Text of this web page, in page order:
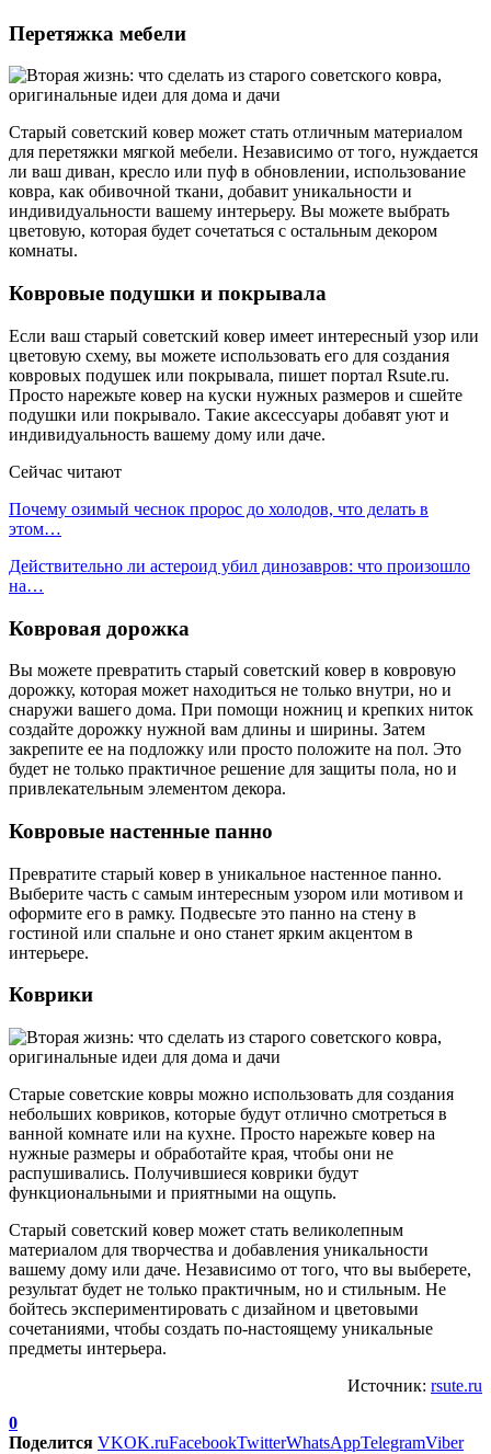
Перетяжка мебели
Старый советский ковер может стать отличным материалом
для перетяжки мягкой мебели. Независимо от того, нуждается
ли ваш диван, кресло или пуф в обновлении, использование
ковра, как обивочной ткани, добавит уникальности и
индивидуальности вашему интерьеру. Вы можете выбрать
цветовую, которая будет сочетаться с остальным декором
комнаты.
Ковровые подушки и покрывала
Если ваш старый советский ковер имеет интересный узор или
цветовую схему, вы можете использовать его для создания
ковровых подушек или покрывала, пишет портал Rsute.ru.
Просто нарежьте ковер на куски нужных размеров и сшейте
подушки или покрывало. Такие аксессуары добавят уют и
индивидуальность вашему дому или даче.
Сейчас читают
Почему озимый чеснок пророс до холодов, что делать в
этом…
Действительно ли астероид убил динозавров: что произошло
на…
Ковровая дорожка
Вы можете превратить старый советский ковер в ковровую
дорожку, которая может находиться не только внутри, но и
снаружи вашего дома. При помощи ножниц и крепких ниток
создайте дорожку нужной вам длины и ширины. Затем
закрепите ее на подложку или просто положите на пол. Это
будет не только практичное решение для защиты пола, но и
привлекательным элементом декора.
Ковровые настенные панно
Превратите старый ковер в уникальное настенное панно.
Выберите часть с самым интересным узором или мотивом и
оформите его в рамку. Подвесьте это панно на стену в
гостиной или спальне и оно станет ярким акцентом в
интерьере.
Коврики
Старые советские ковры можно использовать для создания
небольших ковриков, которые будут отлично смотреться в
ванной комнате или на кухне. Просто нарежьте ковер на
нужные размеры и обработайте края, чтобы они не
распушивались. Получившиеся коврики будут
функциональными и приятными на ощупь.
Старый советский ковер может стать великолепным
материалом для творчества и добавления уникальности
вашему дому или даче. Независимо от того, что вы выберете,
результат будет не только практичным, но и стильным. Не
бойтесь экспериментировать с дизайном и цветовыми
сочетаниями, чтобы создать по-настоящему уникальные
предметы интерьера.
Источник: rsute.ru
0
Поделится VKOK.ruFacebookTwitterWhatsAppTelegramViber